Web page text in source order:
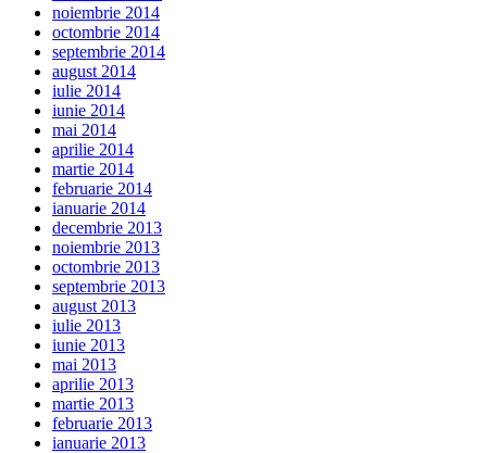
noiembrie 2014
octombrie 2014
septembrie 2014
august 2014
iulie 2014
iunie 2014
mai 2014
aprilie 2014
martie 2014
februarie 2014
ianuarie 2014
decembrie 2013
noiembrie 2013
octombrie 2013
septembrie 2013
august 2013
iulie 2013
iunie 2013
mai 2013
aprilie 2013
martie 2013
februarie 2013
ianuarie 2013